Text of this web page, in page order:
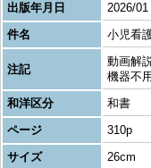
出版年月日
2026/01
件名
小児看
注記
動画解
機器不
和洋区分
和書
ページ
310p
サイズ
26cm